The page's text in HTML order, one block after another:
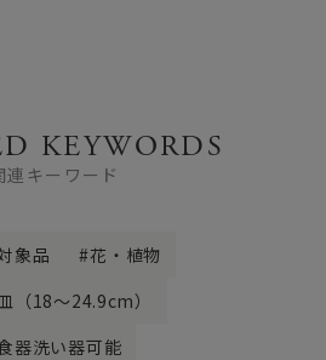
KEYWORDS
連キーワード
象品
花・植物
（18～24.9cm）
器洗い器可能